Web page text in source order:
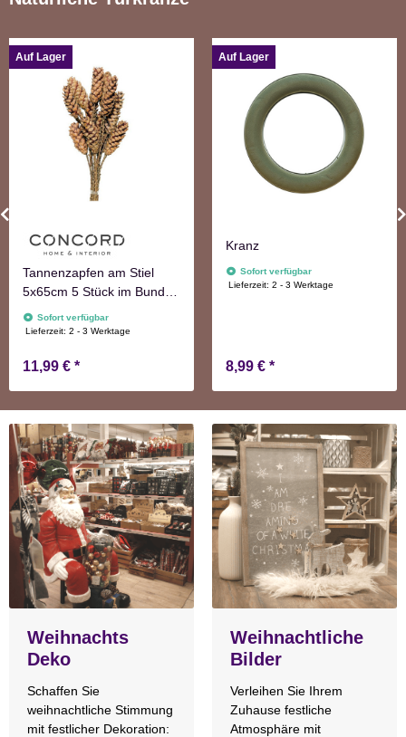
Auf Lager
Tannenzapfen am Stiel
5x65cm 5 Stück im Bund
natur Adventskranzdeko
Sofort verfügbar
Lieferzeit:2 - 3 Werktage
11,99 € *
Auf Lager
Kranz
Sofort verfügbar
Lieferzeit:2 - 3 Werktage
8,99 € *
Weihnachts
Deko
Schaffen Sie
weihnachtliche Stimmung
mit festlicher Dekoration:
Weihnachtliche
Bilder
Verleihen Sie Ihrem
Zuhause festliche
Atmosphäre mit